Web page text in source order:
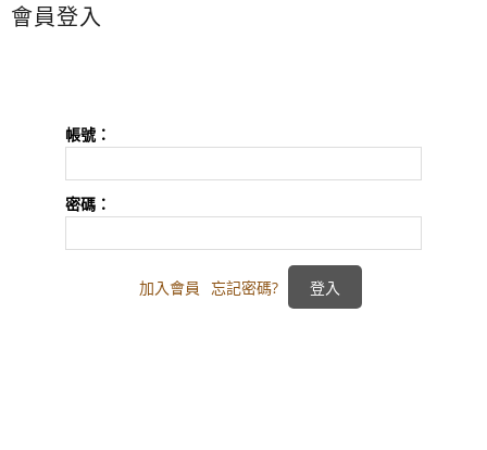
會員登入
帳號：
密碼：
加入會員 忘記密碼?